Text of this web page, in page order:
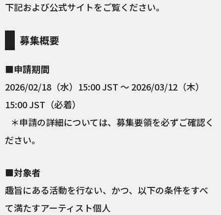
下記および公式サイトをご覧ください。
募集概要
■申請期間
2026/02/18（水）15:00 JST ～ 2026/03/12（木）
15:00 JST（必着）
＊申請の詳細については、募集要領を必ずご確認く
ださい。
■対象者
趣旨にある活動を行ない、かつ、以下の条件をすべ
て満たすアーティスト個人